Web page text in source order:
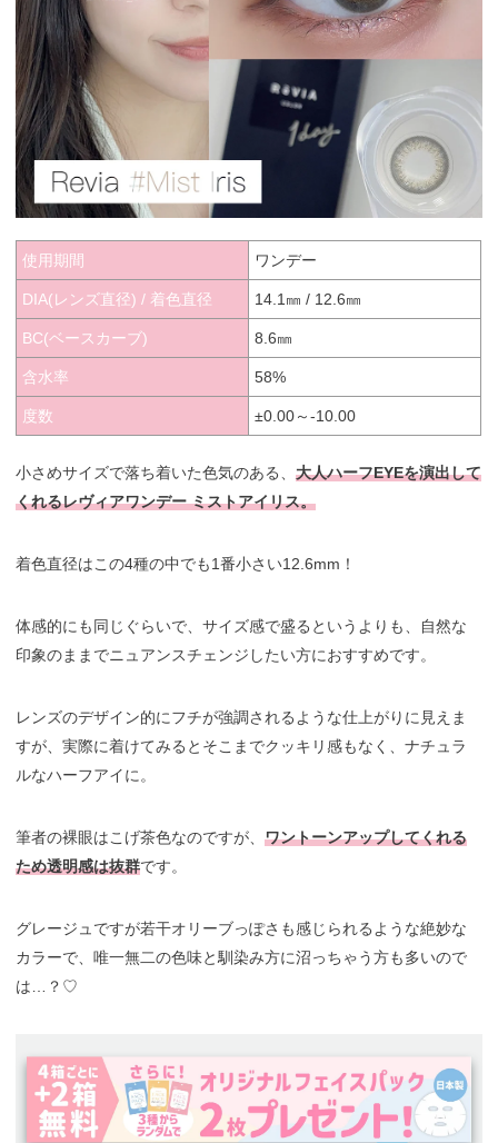
使用期間 ワンデー
DIA(レンズ直径) / 着色直径 14.1㎜ / 12.6㎜
BC(ベースカーブ) 8.6㎜
含水率 58%
度数 ±0.00～-10.00
小さめサイズで落ち着いた色気のある、大人ハーフEYEを演出して
くれるレヴィアワンデー ミストアイリス。
着色直径はこの4種の中でも1番小さい12.6mm！
体感的にも同じぐらいで、サイズ感で盛るというよりも、自然な
印象のままでニュアンスチェンジしたい方におすすめです。
レンズのデザイン的にフチが強調されるような仕上がりに見えま
すが、実際に着けてみるとそこまでクッキリ感もなく、ナチュラ
ルなハーフアイに。
筆者の裸眼はこげ茶色なのですが、ワントーンアップしてくれる
ため透明感は抜群です。
グレージュですが若干オリーブっぽさも感じられるような絶妙な
カラーで、唯一無二の色味と馴染み方に沼っちゃう方も多いので
は…？♡